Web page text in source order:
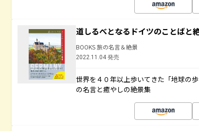
道しるべとなるドイツのことばと
BOOKS 旅の名言＆絶景
2022.11.04 発売
世界を４０年以上歩いてきた「地球の
の名言と癒やしの絶景集